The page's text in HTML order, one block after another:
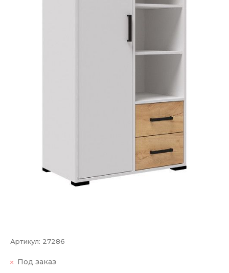
Артикул: 27286
Под заказ